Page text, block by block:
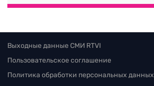
Выходные данные СМИ RTVI
Пользовательское соглашение
Политика обработки персональных данных